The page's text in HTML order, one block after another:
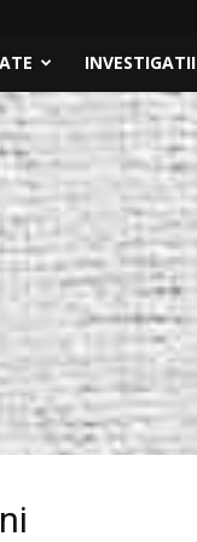
INVESTIGATII